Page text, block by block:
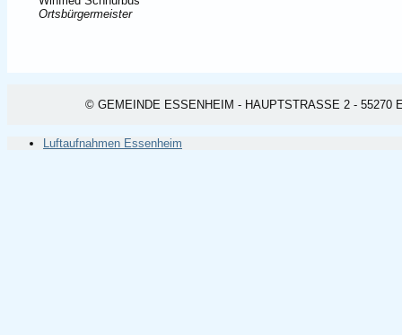
Ortsbürgermeister
© GEMEINDE ESSENHEIM - HAUPTSTRASSE 2 - 55270
Luftaufnahmen Essenheim